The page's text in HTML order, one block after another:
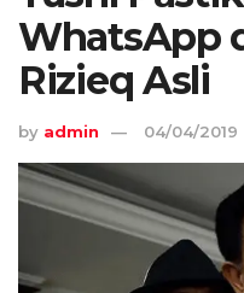
WhatsApp
Rizieq Asli
by admin 04/04/2019